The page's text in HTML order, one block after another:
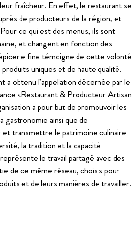
fraîcheur. En effet, le restaurant se
de producteurs de la région, et
ce qui est des menus, ils sont
et changent en fonction des
fine témoigne de cette volonté
uniques et de haute qualité.
a obtenu l’appellation décernée par le
«Restaurant & Producteur Artisan
a pour but de promouvoir les
gastronomie ainsi que de
transmettre le patrimoine culinaire
la tradition et la capacité
le travail partagé avec des
de ce même réseau, choisis pour
et de leurs manières de travailler.